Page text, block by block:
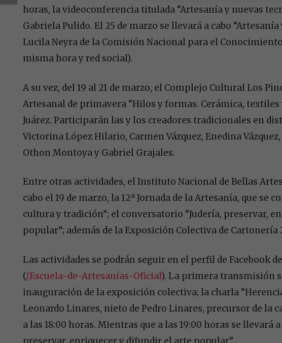
horas, la videoconferencia titulada “Artesanía y nuevas
Gabriela Pulido. El 25 de marzo se llevará a cabo
Lucila Neyra de la Comisión Nacional para el
misma hora y red social).
A su vez, del 19 al 21 de marzo, el Complejo Cultural Los
Artesanal de primavera “Hilos y formas. Cerámica, textiles
Juárez. Participarán las y los creadores tradicionales en
Victorina López Hilario, Carmen Vázquez, Enedina
Othon Montoya y Gabriel Grajales.
Entre otras actividades, el Instituto Nacional de Bellas
cabo el 19 de marzo, la 12ª Jornada de la Artesanía, que se
cultura y tradición”; el conversatorio “Judería, preservar,
popular”; además de la Exposición Colectiva de Cartonería
Las actividades se podrán seguir en el perfil de Facebook
(/Escuela-de-Artesanías-Oficial). La primera transmisión
inauguración de la exposición colectiva; la charla
Leonardo Linares, nieto de Pedro Linares, precursor de la
a las 18:00 horas. Mientras que a las 19:00 horas se llevará